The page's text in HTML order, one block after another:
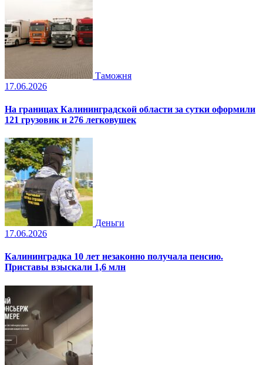
Таможня
17.06.2026
На границах Калининградской области за сутки оформили
121 грузовик и 276 легковушек
Деньги
17.06.2026
Калининградка 10 лет незаконно получала пенсию.
Приставы взыскали 1,6 млн